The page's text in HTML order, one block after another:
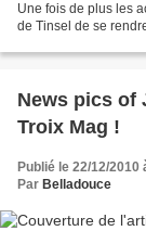
Une fois de plus les
de Tinsel de se
News pics of
Troix Mag !
Publié le 22/12/2010
Par Belladouce